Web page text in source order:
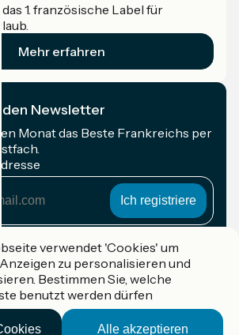
das 1. französische Label für
Mehr erfahren
den Newsletter
Monat das Beste Frankreichs per
von Destination France
verwendet 'Cookies' um
zu personalisieren und
Bestimmen Sie, welche
benutzt werden dürfen
Alle akzeptieren